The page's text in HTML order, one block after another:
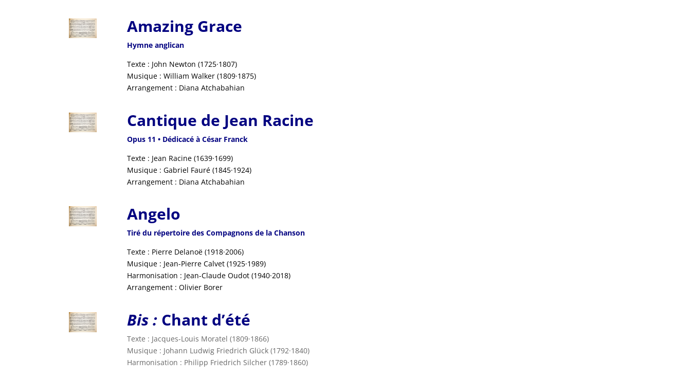
Amazing Grace
Hymne anglican
Texte : John Newton (1725·1807)
Musique : William Walker (1809·1875)
Arrangement : Diana Atchabahian
Cantique de Jean Racine
Opus 11 • Dédicacé à César Franck
Texte : Jean Racine (1639·1699)
Musique : Gabriel Fauré (1845·1924)
Arrangement : Diana Atchabahian
Angelo
Tiré du répertoire des Compagnons de la Chanson
Texte : Pierre Delanoë (1918·2006)
Musique : Jean-Pierre Calvet (1925·1989)
Harmonisation : Jean-Claude Oudot (1940·2018)
Arrangement : Olivier Borer
Bis : Chant d’été
Texte : Jacques-Louis Moratel (1809·1866)
Musique : Johann Ludwig Friedrich Glück (1792·1840)
Harmonisation : Philipp Friedrich Silcher (1789·1860)